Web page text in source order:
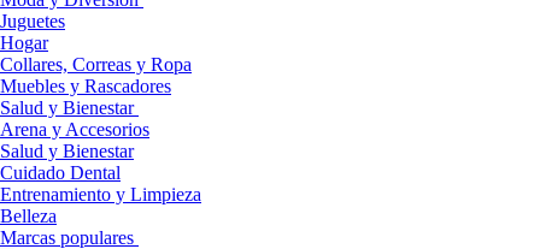
Juguetes
Hogar
Collares, Correas y Ropa
Muebles y Rascadores
Salud y Bienestar
Arena y Accesorios
Salud y Bienestar
Cuidado Dental
Entrenamiento y Limpieza
Belleza
Marcas populares